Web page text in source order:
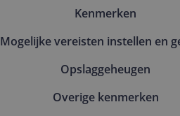
Kenmerken
Mogelijke vereisten instellen en
Opslaggeheugen
Overige kenmerken